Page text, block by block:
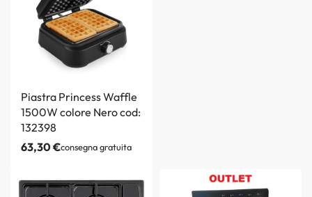
Piastra Princess Waffle
1500W colore Nero cod:
132398
63,30€consegna gratuita